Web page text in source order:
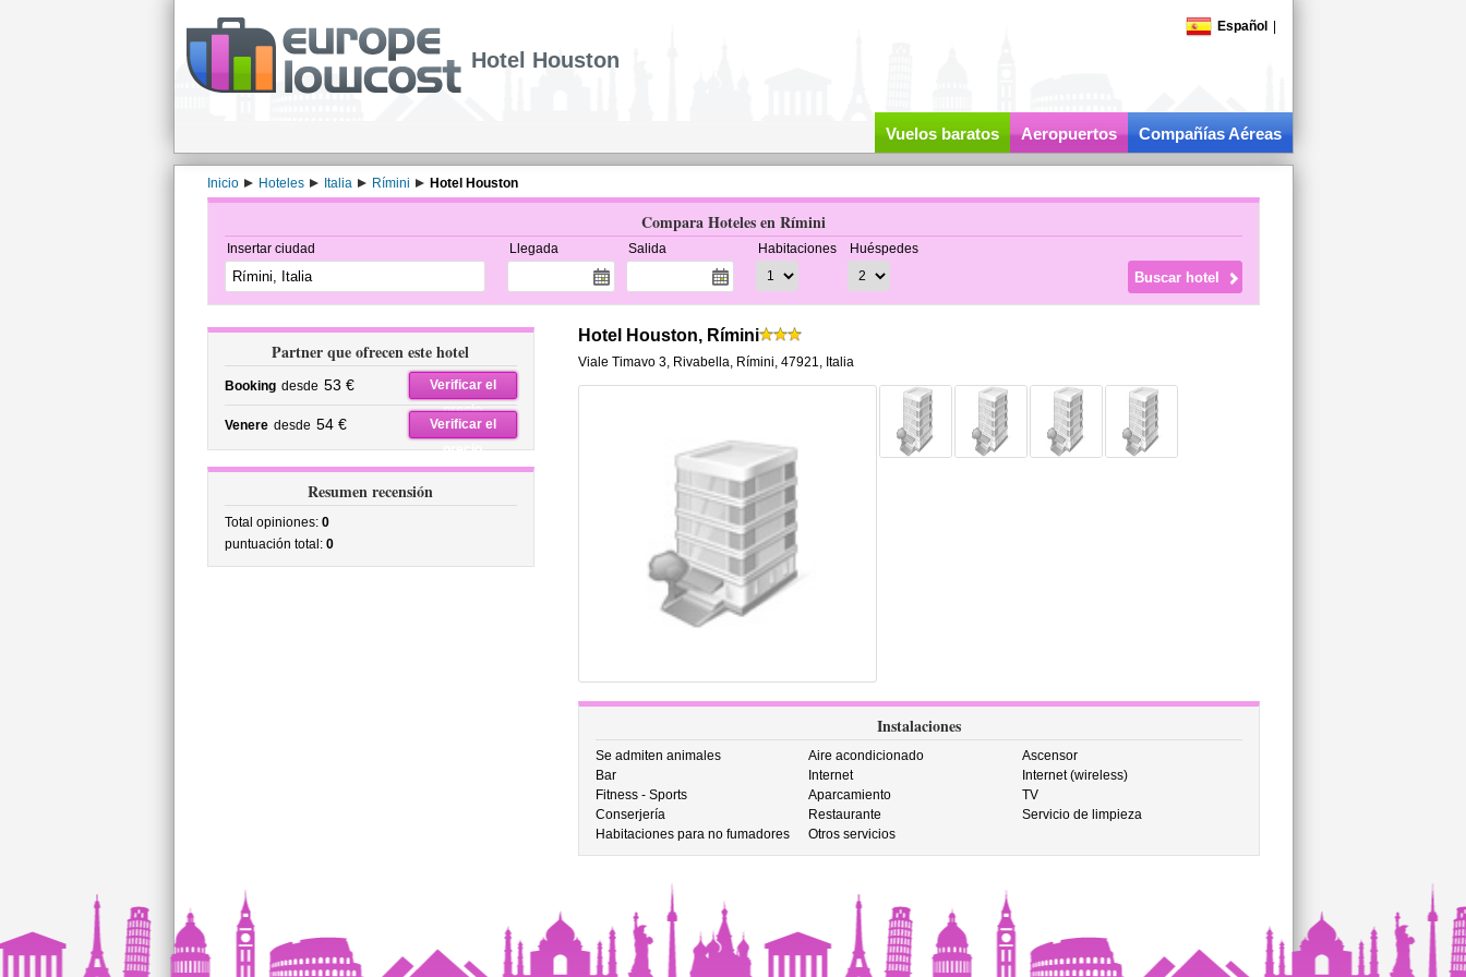
Español
Hotel Houston
Vuelos baratos Aeropuertos Compañías Aéreas
Inicio Hoteles Italia Rímini Hotel Houston
Compara Hoteles en Rímini
Insertar ciudad Llegada Salida Habitaciones Huéspedes
Partner que ofrecen este hotel
Booking desde 53 €
Verificar el
precio
Venere desde 54 €
Verificar el
precio
Resumen recensión
Total opiniones: 0
puntuación total: 0
Hotel Houston, Rímini
Viale Timavo 3, Rivabella, Rímini, 47921, Italia
Instalaciones
Se admiten animales Aire acondicionado
Ascensor
Bar
Internet
Internet (wireless)
Fitness - Sports
Aparcamiento
TV
Conserjería
Restaurante
Servicio de limpieza
Habitaciones para no fumadores
Otros servicios